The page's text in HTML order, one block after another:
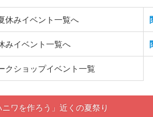
休みイベント一覧へ
みイベント一覧へ
クショップイベント一覧
ニワを作ろう」近くの夏祭り